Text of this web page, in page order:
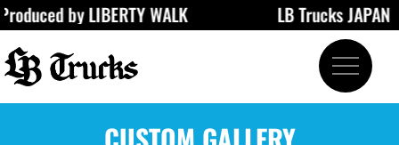
内
容
を
ス
by LIBERTY WALK LB Trucks JAPAN